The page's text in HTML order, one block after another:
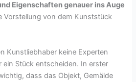
Eigenschaften genauer ins Auge
Vorstellung von dem Kunststück
Kunstliebhaber keine Experten
ein Stück entscheiden. In erster
dass das Objekt, Gemälde